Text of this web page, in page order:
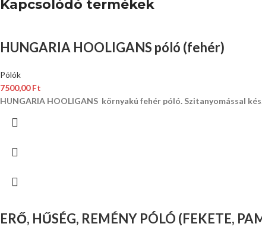
Kapcsolódó termékek
HUNGARIA HOOLIGANS póló (fehér)
Pólók
7500,00Ft
HUNGARIA HOOLIGANS környakú fehér póló. Szitanyomással
ERŐ, HŰSÉG, REMÉNY PÓLÓ (FEKETE,